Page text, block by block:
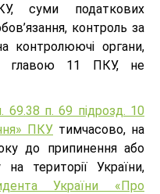
суми податкових
контроль за
контролюючі органи,
главою 11 ПКУ, не
69.38 п. 69 підрозд. 10
ПКУ тимчасово, на
до припинення або
території України,
України «Про